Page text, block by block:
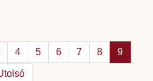
4 5 6 7 8 9